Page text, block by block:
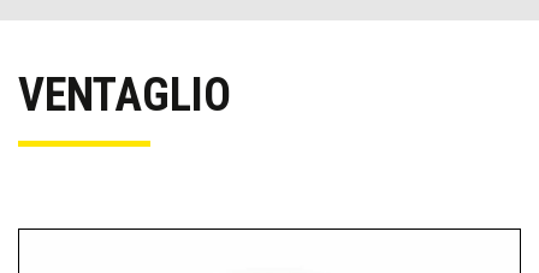
VENTAGLIO